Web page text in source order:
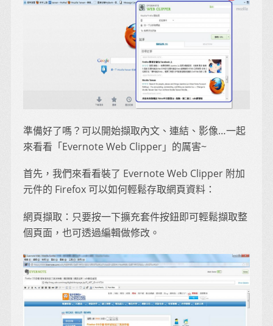
準備好了嗎？可以開始擷取內文、連結、影像…一起
來看看「Evernote Web Clipper」的厲害~
首先，我們來看看裝了 Evernote Web Clipper 附加
元件的 Firefox 可以如何輕鬆存取網頁資料：
網頁擷取：只要按一下擴充套件按鈕即可輕鬆擷取整
個頁面，也可透過編輯做修改。